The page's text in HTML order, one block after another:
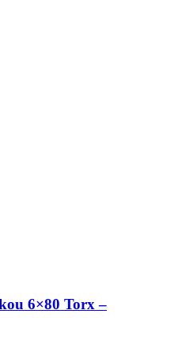
6×80 Torx –